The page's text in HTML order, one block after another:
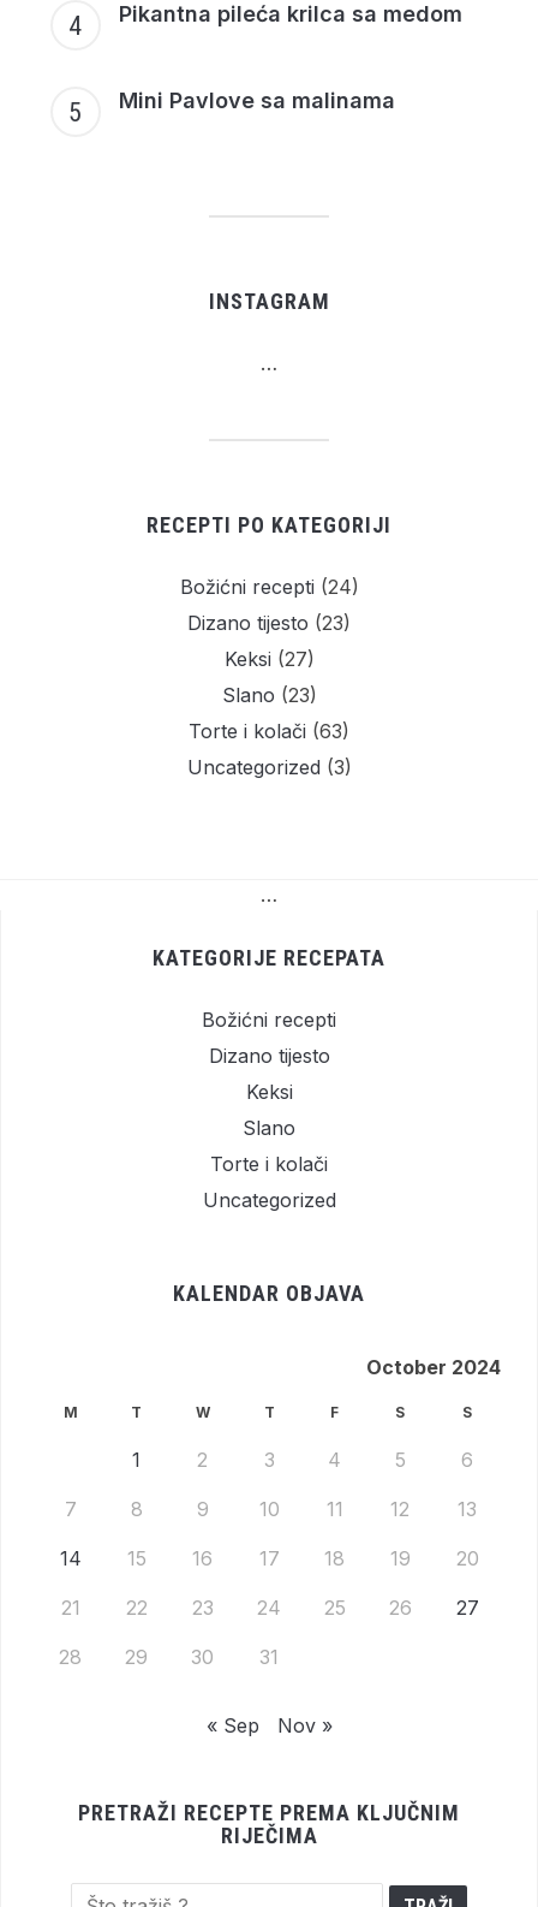
Pikantna pileća krilca sa medom
Mini Pavlove sa malinama
INSTAGRAM
…
RECEPTI PO KATEGORIJI
Božićni recepti (24)
Dizano tijesto (23)
Keksi (27)
Slano (23)
Torte i kolači (63)
Uncategorized (3)
…
KATEGORIJE RECEPATA
Božićni recepti
Dizano tijesto
Keksi
Slano
Torte i kolači
Uncategorized
KALENDAR OBJAVA
October 2024
M T W T F S S
1 2 3 4 5 6
7 8 9 10 11 12 13
14 15 16 17 18 19 20
21 22 23 24 25 26 27
28 29 30 31
« Sep Nov »
PRETRAŽI RECEPTE PREMA KLJUČNIM
RIJEČIMA